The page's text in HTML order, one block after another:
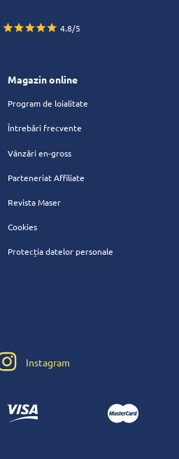
4.8/5
Magazin online
Program de loialitate
Întrebări frecvente
Vânzări en-gross
Parteneriat Affiliate
Revista Maser
Cookies
Protecția datelor personale
Instagram